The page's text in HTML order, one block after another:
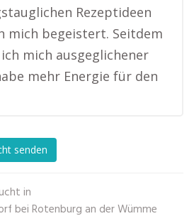
Rezeptideen
mich begeistert. Seitdem
mich ausgeglichener
mehr Energie für den
senden
in
bei Rotenburg an der Wümme